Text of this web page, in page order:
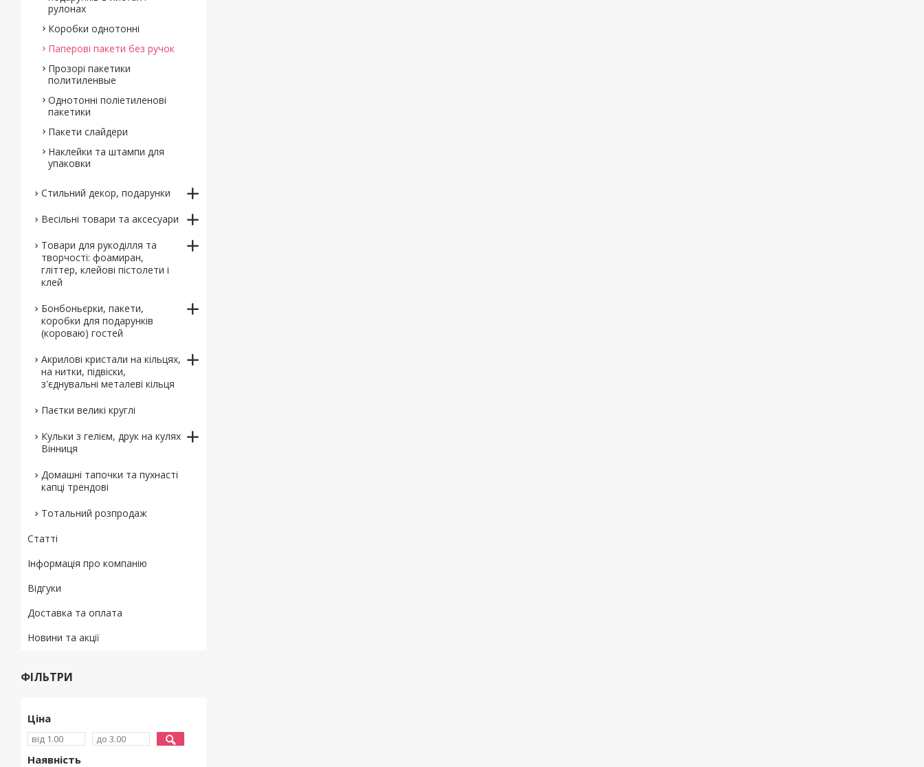
рулонах
Коробки однотонні
Паперові пакети без ручок
Прозорі пакетики
политиленвые
Однотонні поліетиленові
пакетики
Пакети слайдери
Наклейки та штампи для
упаковки
Стильний декор, подарунки
Весільні товари та аксесуари
Товари для рукоділля та
творчості: фоамиран,
гліттер, клейові пістолети і
клей
Бонбоньєрки, пакети,
коробки для подарунків
(короваю) гостей
Акрилові кристали на кільцях,
на нитки, підвіски,
з'єднувальні металеві кільця
Паєтки великі круглі
Кульки з гелієм, друк на кулях
Вінниця
Домашні тапочки та пухнасті
капці трендові
Тотальний розпродаж
Статті
Інформація про компанію
Відгуки
Доставка та оплата
Новини та акції
ФІЛЬТРИ
Ціна
Наявність